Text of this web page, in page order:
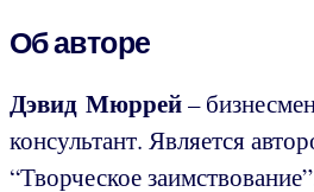
Об авторе
Дэвид Мюррей–
консультант. Является
“Творческое